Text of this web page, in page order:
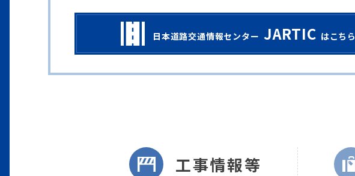
日本道路交通情報センター JARTIC はこちら
工事情報等